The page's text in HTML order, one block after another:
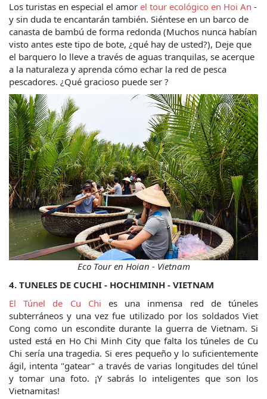
Los turistas en especial el amor el tour ecológico en Hoi An -
y sin duda te encantarán también. Siéntese en un barco de
canasta de bambú de forma redonda (Muchos nunca habían
visto antes este tipo de bote, ¿qué hay de usted?), Deje que
el barquero lo lleve a través de aguas tranquilas, se acerque
a la naturaleza y aprenda cómo echar la red de pesca
pescadores. ¿Qué gracioso puede ser ?
Eco Tour en Hoian - Vietnam
4. TUNELES DE CUCHI - HOCHIMINH - VIETNAM
El Túnel de Cu Chi es una inmensa red de túneles
subterráneos y una vez fue utilizado por los soldados Viet
Cong como un escondite durante la guerra de Vietnam. Si
usted está en Ho Chi Minh City que falta los túneles de Cu
Chi sería una tragedia. Si eres pequeño y lo suficientemente
ágil, intenta "gatear" a través de varias longitudes del túnel
y tomar una foto. ¡Y sabrás lo inteligentes que son los
Vietnamitas!